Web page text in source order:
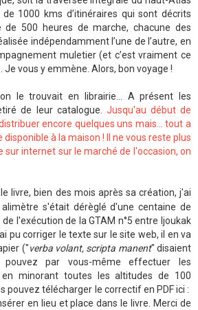
1000 kms d’itinéraires qui sont décrits
de 500 heures de marche, chacune des
indépendamment l’une de l’autre, en
muletier (et c’est vraiment ce
Je vous y emmène. Alors, bon voyage !
le trouvait en librairie... A présent les
de leur catalogue. Jusqu'au début de
encore quelques uns mais... tout a
disponible à la maison ! Il ne vous reste plus
sur internet sur le marché de l'occasion, on
livre, bien des mois après sa création, j'ai
s'était dérèglé d'une centaine de
l'exécution de la GTAM n°5 entre Ijoukak
pu corriger le texte sur le site web, il en va
("verba volant, scripta manent" disaient
pouvez par vous-même effectuer les
minorant toutes les altitudes de 100
pouvez télécharger le correctif en PDF ici :
en lieu et place dans le livre. Merci de